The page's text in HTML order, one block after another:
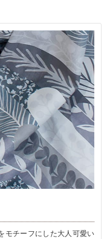
モチーフにした大人可愛い